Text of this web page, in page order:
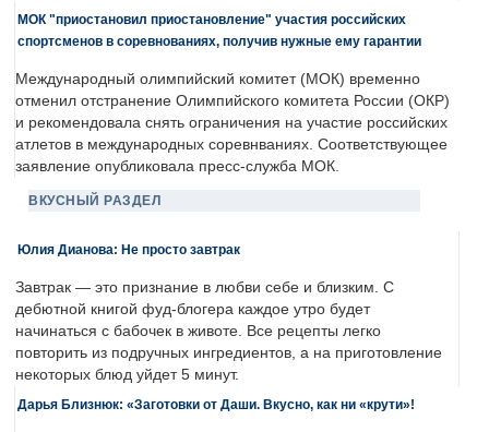
МОК "приостановил приостановление" участия российских
спортсменов в соревнованиях, получив нужные ему гарантии
Международный олимпийский комитет (МОК) временно
отменил отстранение Олимпийского комитета России (ОКР)
и рекомендовала снять ограничения на участие российских
атлетов в международных соревнваниях. Соответствующее
заявление опубликовала пресс-служба МОК.
ВКУСНЫЙ РАЗДЕЛ
Юлия Дианова: Не просто завтрак
Завтрак — это признание в любви себе и близким. С
дебютной книгой фуд-блогера каждое утро будет
начинаться с бабочек в животе. Все рецепты легко
повторить из подручных ингредиентов, а на приготовление
некоторых блюд уйдет 5 минут.
Дарья Близнюк: «Заготовки от Даши. Вкусно, как ни «крути»!